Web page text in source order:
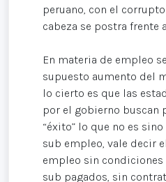
peruano, con el
cabeza se postra frente
En materia de empleo
supuesto aumento del
lo cierto es que las
por el gobierno buscan
“éxito” lo que no es
sub empleo, vale decir
empleo sin
sub pagados, sin